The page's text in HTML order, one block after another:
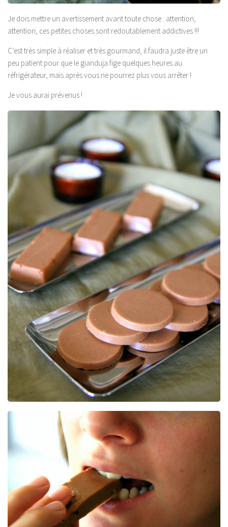
Je dois mettre un avertissement avant toute chose : attention,
attention, ces petites choses sont redoutablement addictives !!!
C’est très simple à réaliser et très gourmand, il faudra juste être un
peu patient pour que le gianduja fige quelques heures au
réfrigérateur, mais après vous ne pourrez plus vous arrêter !
Je vous aurai prévenus !